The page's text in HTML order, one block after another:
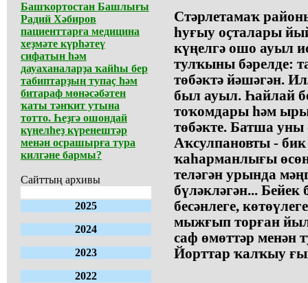
Башҡортостан Башлығы
Радий Хәбиров
пациенттарға медицина
хеҙмәте күрһәтеү
сифатын һәм
дауаханаларҙа ҡайһы бер
табиптарҙың тупаҫ һәм
битараф мөнәсәбәтен
ҡаты тәнҡит утына
тотто. Һеҙгә ошондай
күңелһеҙ күренештәр
менән осрашырға тура
килгәне бармы?
Сайттың архивы
2025
2024
2023
2022
Стәрлетамаҡ
һуғыу оҫталары
күңелгә ошо ауыл
тулҡыны бәрелде:
төбәктә йәшәгән.
был ауыл. Һайлай
тоҡомдары һәм
төбәкте. Батша
Аҡсулпановты -
ҡаһарманлығы
теләгән урында
бүләкләгән...
бесәнлеге,
мыжғып торған
саф өмөттәр менән
Йорттар ҡалҡыу